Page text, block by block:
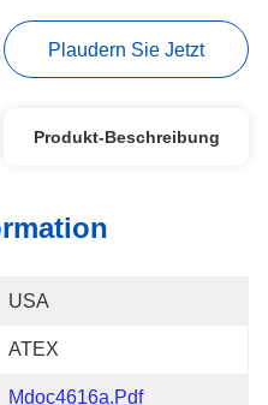
Plaudern Sie Jetzt
Produkt-Beschreibung
USA
ATEX
Mdoc4616a.pdf